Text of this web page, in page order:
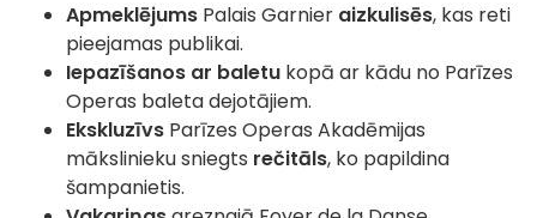
Apmeklējums Palais Garnier aizkulisēs, kas reti
pieejamas publikai.
Iepazīšanos ar baletu kopā ar kādu no Parīzes
Operas baleta dejotājiem.
Ekskluzīvs Parīzes Operas Akadēmijas
mākslinieku sniegts rečitāls, ko papildina
šampanietis.